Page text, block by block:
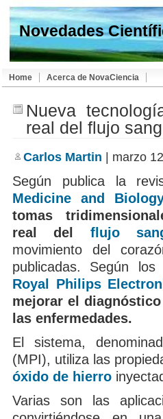
Novedades
Home Acerca de NovaCiencia
Nueva
real del flujo
Carlos Martin | marzo
Según publica la
Medicine and
tomas
real del flujo
movimiento del
publicadas. Según los
Royal Philips
mejorar el
las enfermedades.
El sistema,
(MPI), utiliza las
óxido de hierro
Varias son las